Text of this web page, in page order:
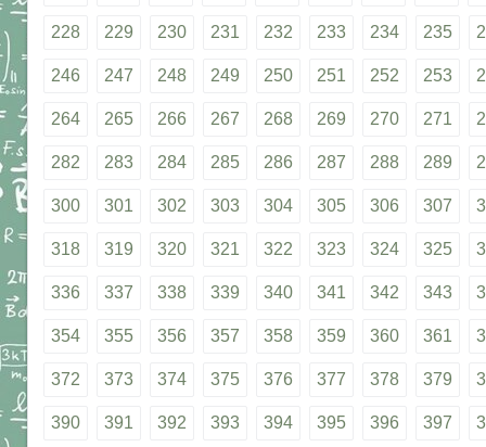
228 229 230 231 232 233 234 235
246 247 248 249 250 251 252 253
264 265 266 267 268 269 270 271
282 283 284 285 286 287 288 289
300 301 302 303 304 305 306 307
318 319 320 321 322 323 324 325
336 337 338 339 340 341 342 343
354 355 356 357 358 359 360 361
372 373 374 375 376 377 378 379
390 391 392 393 394 395 396 397